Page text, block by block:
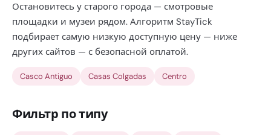
Остановитесь у старого города — смотровые
площадки и музеи рядом. Алгоритм StayTick
подбирает самую низкую доступную цену — ниже
других сайтов — с безопасной оплатой.
Casco Antiguo Casas Colgadas Centro
Фильтр по типу